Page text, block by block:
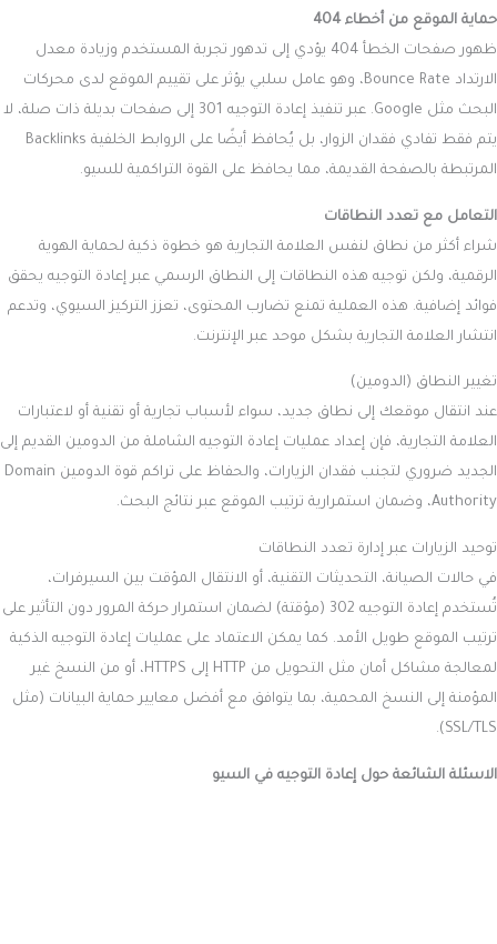
حماية الموقع من أخطاء 404
ظهور صفحات الخطأ 404 يؤدي إلى تدهور تجربة المستخدم وزيادة معدل
الارتداد Bounce Rate، وهو عامل سلبي يؤثر على تقييم الموقع لدى محركات
البحث مثل Google. عبر تنفيذ إعادة التوجيه 301 إلى صفحات بديلة ذات صلة، لا
يتم فقط تفادي فقدان الزوار، بل يُحافظ أيضًا على الروابط الخلفية Backlinks
المرتبطة بالصفحة القديمة، مما يحافظ على القوة التراكمية للسيو.
التعامل مع تعدد النطاقات
شراء أكثر من نطاق لنفس العلامة التجارية هو خطوة ذكية لحماية الهوية
الرقمية، ولكن توجيه هذه النطاقات إلى النطاق الرسمي عبر إعادة التوجيه يحقق
فوائد إضافية. هذه العملية تمنع تضارب المحتوى، تعزز التركيز السيوي، وتدعم
انتشار العلامة التجارية بشكل موحد عبر الإنترنت.
تغيير النطاق (الدومين)
عند انتقال موقعك إلى نطاق جديد، سواء لأسباب تجارية أو تقنية أو لاعتبارات
العلامة التجارية، فإن إعداد عمليات إعادة التوجيه الشاملة من الدومين القديم إلى
الجديد ضروري لتجنب فقدان الزيارات، والحفاظ على تراكم قوة الدومين Domain
Authority، وضمان استمرارية ترتيب الموقع عبر نتائج البحث.
توحيد الزيارات عبر إدارة تعدد النطاقات
في حالات الصيانة، التحديثات التقنية، أو الانتقال المؤقت بين السيرفرات،
تُستخدم إعادة التوجيه 302 (مؤقتة) لضمان استمرار حركة المرور دون التأثير على
ترتيب الموقع طويل الأمد. كما يمكن الاعتماد على عمليات إعادة التوجيه الذكية
لمعالجة مشاكل أمان مثل التحويل من HTTP إلى HTTPS، أو من النسخ غير
المؤمنة إلى النسخ المحمية، بما يتوافق مع أفضل معايير حماية البيانات (مثل
SSL/TLS).
الاسئلة الشائعة حول إعادة التوجيه في السيو